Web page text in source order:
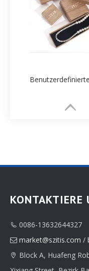
KONTAKTIERE
 0086-13632644327
 market@szitis.com /
 Block A, Huafeng